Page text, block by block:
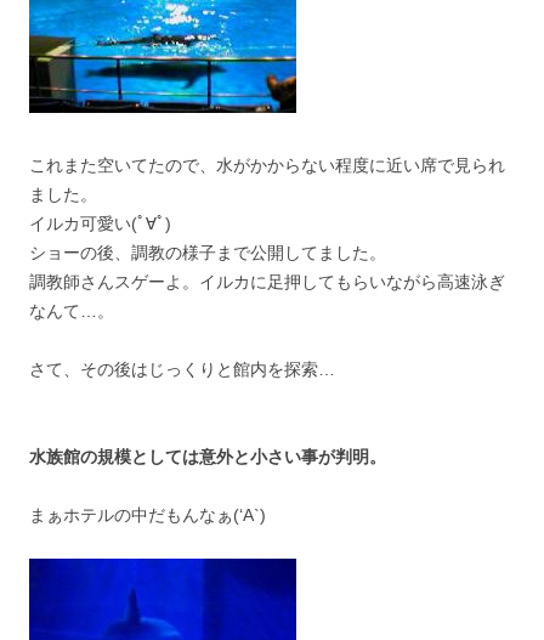
これまた空いてたので、水がかからない程度に近い席で見られ
ました。
イルカ可愛い(ﾟ∀ﾟ)
ショーの後、調教の様子まで公開してました。
調教師さんスゲーよ。イルカに足押してもらいながら高速泳ぎ
なんて…。
さて、その後はじっくりと館内を探索…
水族館の規模としては意外と小さい事が判明。
まぁホテルの中だもんなぁ(‘A`)